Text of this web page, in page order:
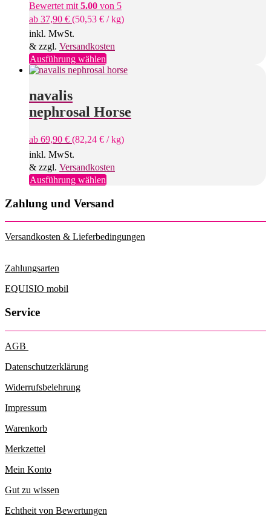
Bewertet mit 5.00 von 5
ab 37,90 € (50,53 € /kg)
inkl. MwSt.
& zzgl. Versandkosten
Ausführung wählenDieses
Produkt
auf.
Optionen
können
der
Produktseite
werden
navalis
nephrosal Horse
ab 69,90 € (82,24 € /kg)
inkl. MwSt.
& zzgl. Versandkosten
Ausführung wählenDieses
weist
Varianten
auf.
Die
Zahlung und Versand
Versandkosten & Lieferbedingungen
Zahlungsarten
EQUISIO mobil
Service
AGB
Datenschutzerklärung
Widerrufsbelehrung
Impressum
Warenkorb
Merkzettel
Mein Konto
Gut zu wissen
Echtheit von Bewertungen